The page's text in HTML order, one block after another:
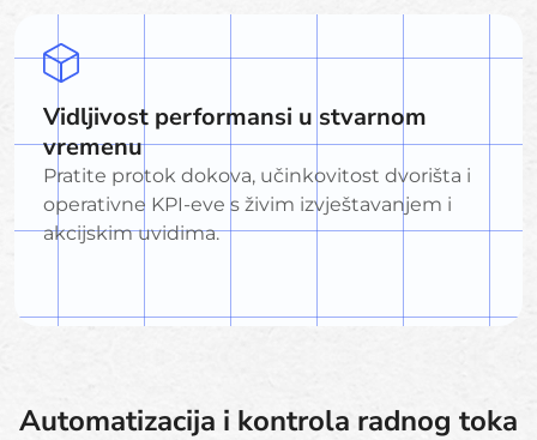
Vidljivost performansi u stvarnom
vremenu
Pratite protok dokova, učinkovitost dvorišta i
operativne KPI-eve s živim izvještavanjem i
akcijskim uvidima.
Automatizacija i kontrola radnog toka